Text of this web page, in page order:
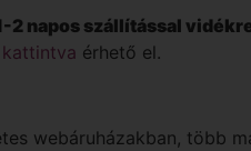
2 napos szállítással
érhető el.
webáruházakban, több